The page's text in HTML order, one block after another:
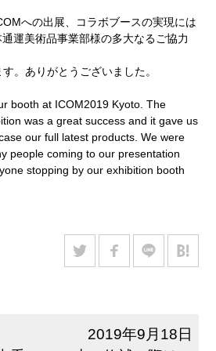
への出展、コラボブースの実現には
運美術品事業部様の多大なるご協力
。ありがとうございました。
booth at ICOM2019 Kyoto. The
was a great success and it gave us
our full latest products. We were
people coming to our presentation
stopping by our exhibition booth
2019年9月18日